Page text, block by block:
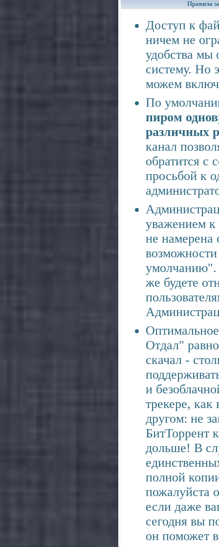
Правила
Доступ к
ничем не
удобства
систему. Но
можем
По
пиром
различных
канал
обратится с
просьбой к
уважением к
не намерена
возможности
умолчанию".
же будете
Отдал"
скачал -
и
трекере,
другом: не
БитТоррент
дольше! В
полной
пожалуйста
если даже
сегодня вы
он поможет